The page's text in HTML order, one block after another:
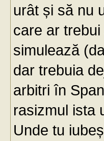
urât și să nu
care ar
simulează
dar trebuia
arbitri în
rasizmul ista
Unde tu